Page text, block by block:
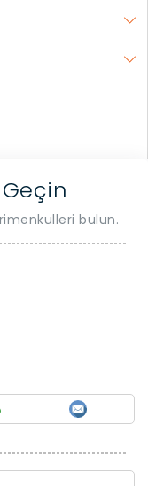
bulun.